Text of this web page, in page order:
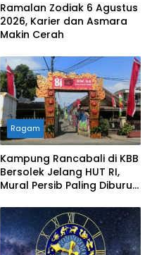
Ramalan Zodiak 6 Agustus
2026, Karier dan Asmara
Makin Cerah
Ragam
Kampung Rancabali di KBB
Bersolek Jelang HUT RI,
Mural Persib Paling Diburu